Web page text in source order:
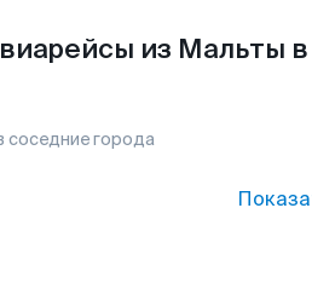
из Мальты
соседние города